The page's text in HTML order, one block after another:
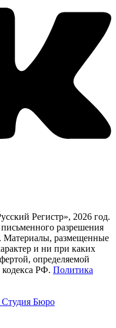
Регистр», 2026 год.
разрешения
Материалы, размещенные
и ни при каких
определяемой
РФ. Политика